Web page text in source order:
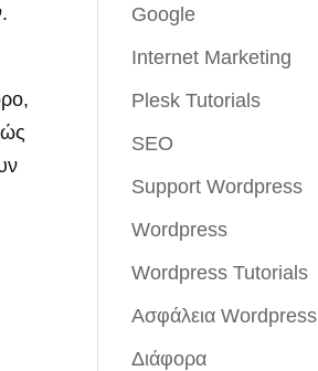
Google
Internet Marketing
Plesk Tutorials
SEO
Support Wordpress
Wordpress
Wordpress Tutorials
Ασφάλεια Wordpress
Διάφορα